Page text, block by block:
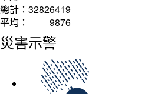
總計： 32826419
平均：
9876
災害示警